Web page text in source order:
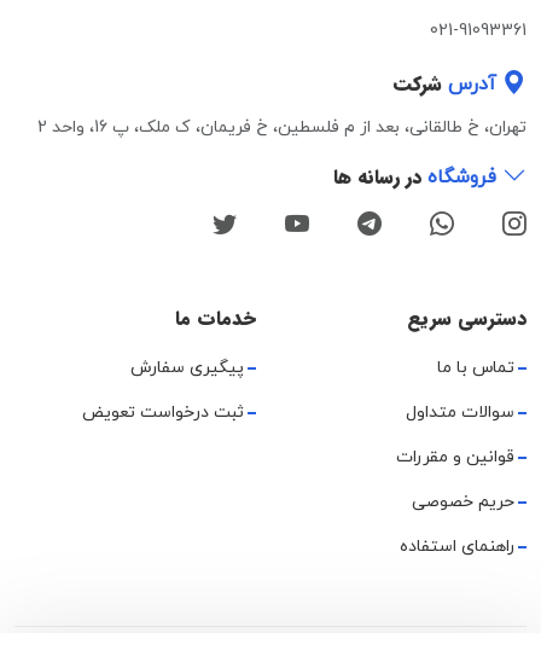
021-91093361
آدرس شرکت
تهران، خ طالقانی، بعد از م فلسطین، خ فریمان، ک ملک، پ 16، واحد 2
فروشگاه در رسانه ها
دسترسی سریع
تماس با ما
سوالات متداول
قوانین و مقررات
حریم خصوصی
راهنمای استفاده
خدمات ما
پیگیری سفارش
ثبت درخواست تعویض